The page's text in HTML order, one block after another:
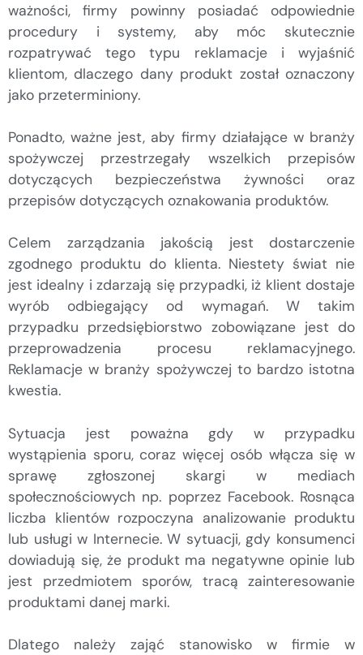
ważności, firmy powinny posiadać odpowiednie
procedury i systemy, aby móc skutecznie
rozpatrywać tego typu reklamacje i wyjaśnić
klientom, dlaczego dany produkt został oznaczony
jako przeterminiony.
Ponadto, ważne jest, aby firmy działające w branży
spożywczej przestrzegały wszelkich przepisów
dotyczących bezpieczeństwa żywności oraz
przepisów dotyczących oznakowania produktów.
Celem zarządzania jakością jest dostarczenie
zgodnego produktu do klienta. Niestety świat nie
jest idealny i zdarzają się przypadki, iż klient dostaje
wyrób odbiegający od wymagań. W takim
przypadku przedsiębiorstwo zobowiązane jest do
przeprowadzenia procesu reklamacyjnego.
Reklamacje w branży spożywczej to bardzo istotna
kwestia.
Sytuacja jest poważna gdy w przypadku
wystąpienia sporu, coraz więcej osób włącza się w
sprawę zgłoszonej skargi w mediach
społecznościowych np. poprzez Facebook. Rosnąca
liczba klientów rozpoczyna analizowanie produktu
lub usługi w Internecie. W sytuacji, gdy konsumenci
dowiadują się, że produkt ma negatywne opinie lub
jest przedmiotem sporów, tracą zainteresowanie
produktami danej marki.
Dlatego należy zająć stanowisko w firmie w